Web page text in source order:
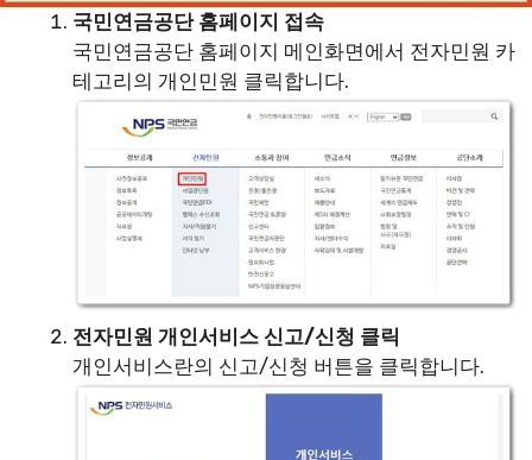
국민연금공단 홈페이지 접속
국민연금공단 홈페이지 메인화면에서 전자민원 카
테고리의 개인민원 클릭합니다.
전자민원 개인서비스 신고/신청 클릭
개인서비스란의 신고/신청 버튼을 클릭합니다.